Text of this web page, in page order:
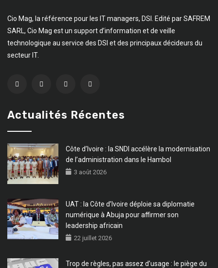
Cio Mag, la référence pour les IT managers, DSI. Edité par SAFREM
SARL, Cio Mag est un support d’information et de veille
technologique au service des DSI et des principaux décideurs du
secteur IT.
Actualités Récentes
Côte d’Ivoire : la SNDI accélère la modernisation
de l’administration dans le Hambol
3 août 2026
UAT : la Côte d’Ivoire déploie sa diplomatie
numérique à Abuja pour affirmer son
leadership africain
22 juillet 2026
Trop de règles, pas assez d’usage : le piège du